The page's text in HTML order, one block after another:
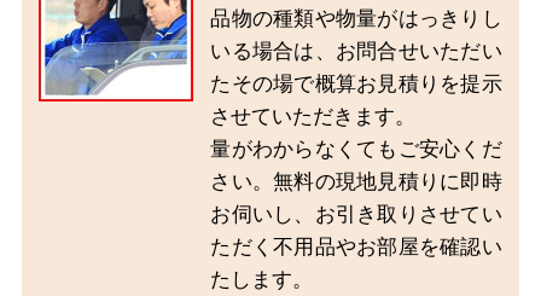
品物の種類や物量がはっきりし
いる場合は、お問合せいただい
たその場で概算お見積りを提示
させていただきます。
量がわからなくてもご安心くだ
さい。無料の現地見積りに即時
お伺いし、お引き取りさせてい
ただく不用品やお部屋を確認い
たします。